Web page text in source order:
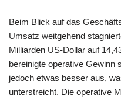
Beim Blick auf das
Umsatz weitgehend
Milliarden US-Dollar auf
bereinigte operative Gewinn
jedoch etwas besser aus,
unterstreicht. Die operative